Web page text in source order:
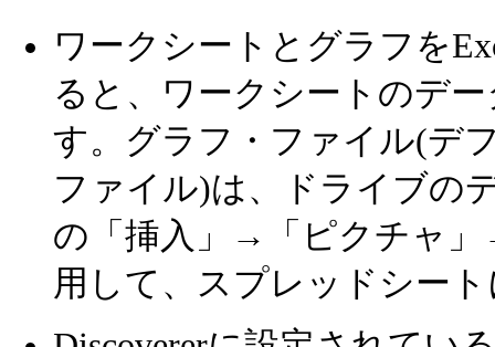
ワークシートとグラフを
ると、ワークシートのデ
す。グラフ・ファイル(デ
ファイル)は、ドライブの
の「挿入」→「ピクチャ
用して、スプレッドシー